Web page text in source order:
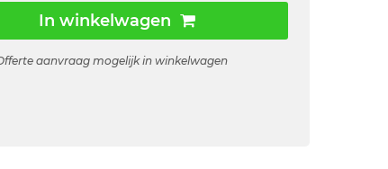
In winkelwagen
aanvraag mogelijk in winkelwagen